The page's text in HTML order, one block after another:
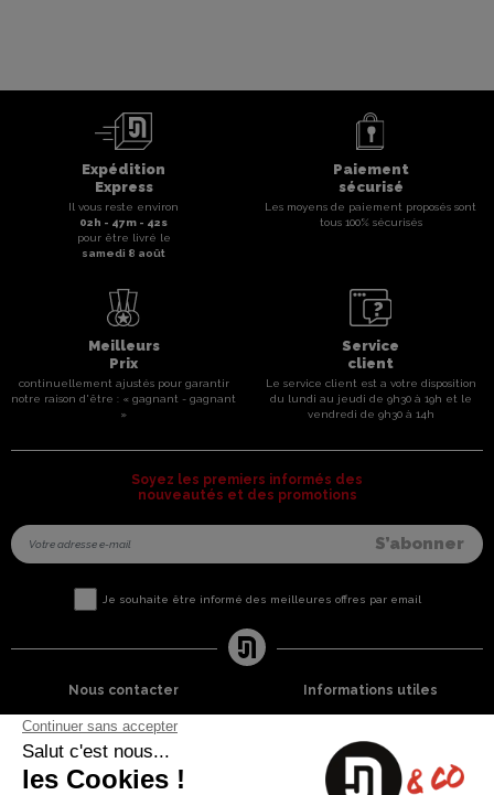
Expédition
Express
Il vous reste environ
02h - 47m - 41s
pour être livré le
samedi 8 août
Paiement
sécurisé
Les moyens de paiement proposés sont
tous 100% sécurisés
Meilleurs
Prix
continuellement ajustés pour garantir
notre raison d'être : « gagnant - gagnant
»
Service
client
Le service client est a votre disposition
du lundi au jeudi de 9h30 à 19h et le
vendredi de 9h30 à 14h
Soyez les premiers informés des
nouveautés et des promotions
Je souhaite être informé des meilleures offres par email
Nous contacter
8 rue du capitaine Jean Croisa
13009 Marseille
+33 (0)4 91 07 41 16
Informations utiles
Garantie satisfaction
Paiement sécurisé
Plan du site